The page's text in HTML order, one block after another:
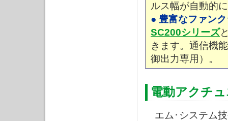
ルス幅が自動的
● 豊富なファン
SC200シリーズ
きます。通信機
御出力専用）。
電動アクチ
エム･システム